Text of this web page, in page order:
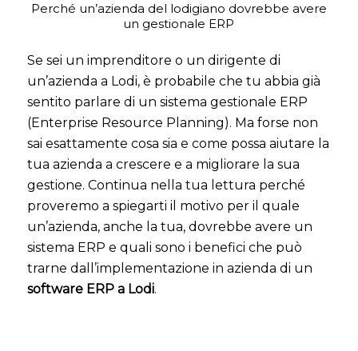
Perché un’azienda del lodigiano dovrebbe avere
un gestionale ERP
Se sei un imprenditore o un dirigente di
un’azienda a Lodi, è probabile che tu abbia già
sentito parlare di un sistema gestionale ERP
(Enterprise Resource Planning). Ma forse non
sai esattamente cosa sia e come possa aiutare la
tua azienda a crescere e a migliorare la sua
gestione. Continua nella tua lettura perché
proveremo a spiegarti il motivo per il quale
un’azienda, anche la tua, dovrebbe avere un
sistema ERP e quali sono i benefici che può
trarne dall’implementazione in azienda di un
software ERP a Lodi.